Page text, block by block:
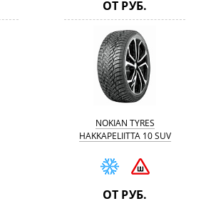
ОТ РУБ.
NOKIAN TYRES
HAKKAPELIITTA 10 SUV
ОТ РУБ.